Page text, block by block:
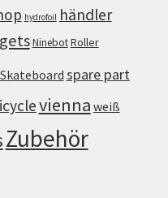
hydrofoil händler
NinebotRoller
Skateboard spare part
vienna weiß
Zubehör